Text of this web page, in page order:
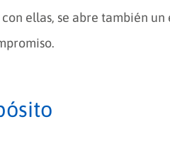
ellas, se abre también